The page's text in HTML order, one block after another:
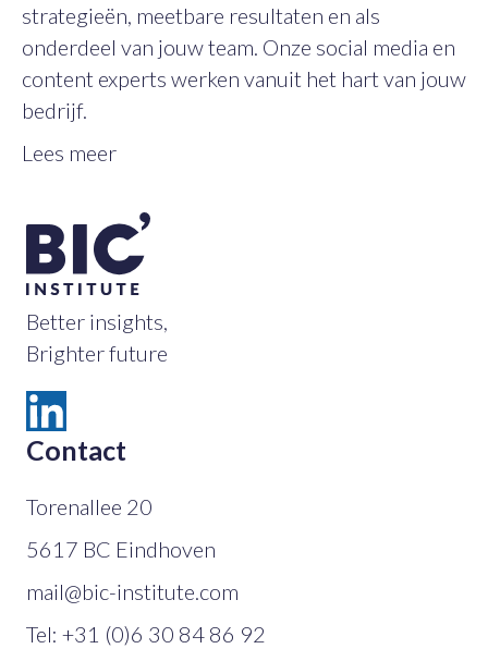
strategieën, meetbare resultaten en als
onderdeel van jouw team. Onze social media en
content experts werken vanuit het hart van jouw
bedrijf.
Lees meer
Better insights,
Brighter future
Contact
Torenallee 20
5617 BC Eindhoven
mail@bic-institute.com
Tel: +31 (0)6 30 84 86 92